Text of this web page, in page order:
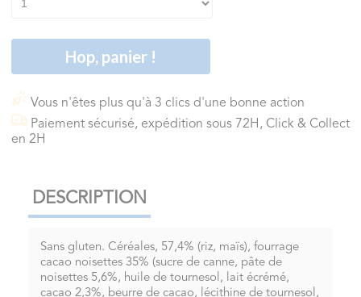
Hop, panier !
Vous n'êtes plus qu'à 3 clics d'une bonne action
Paiement sécurisé, expédition sous 72H, Click & Collect
en 2H
DESCRIPTION
Sans gluten. Céréales, 57,4% (riz, maïs), fourrage
cacao noisettes 35% (sucre de canne, pâte de
noisettes 5,6%, huile de tournesol, lait écrémé,
cacao 2,3%, beurre de cacao, lécithine de tournesol,